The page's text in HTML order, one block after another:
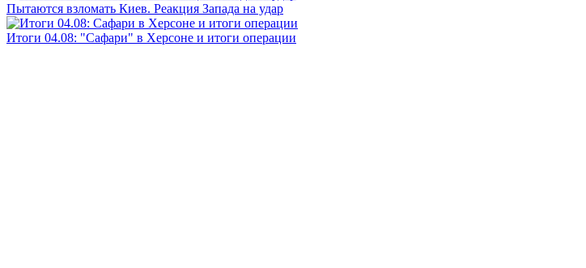
Пытаются взломать Киев. Реакция Запада на удар
Итоги 04.08: "Сафари" в Херсоне и итоги операции